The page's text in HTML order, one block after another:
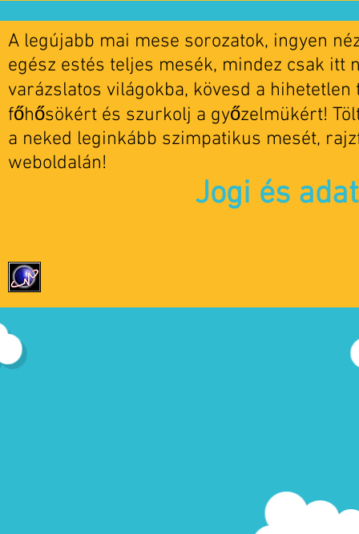
A legújabb mai mese sorozatok, ingyen
egész estés teljes mesék, mindez csak itt
varázslatos világokba, kövesd a
főhősökért és szurkolj a győzelmükért!
a neked leginkább szimpatikus mesét,
weboldalán!
Jogi és